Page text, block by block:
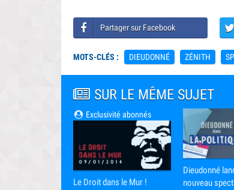
Partager sur Facebook
MOTS-CLÉS : DIEUDONNÉ ZÉNITH
SUR LE MÊME SUJET
Exclusivité abonnés
Le Droit dans le Mur !
Dieudonné
nouveau